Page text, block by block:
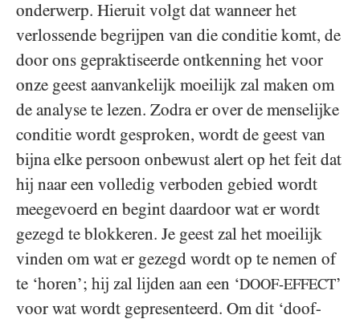
onderwerp. Hieruit volgt dat wanneer het
verlossende begrijpen van die conditie komt, de
door ons gepraktiseerde ontkenning het voor
onze geest aanvankelijk moeilijk zal maken om
de analyse te lezen. Zodra er over de menselijke
conditie wordt gesproken, wordt de geest van
bijna elke persoon onbewust alert op het feit dat
hij naar een volledig verboden gebied wordt
meegevoerd en begint daardoor wat er wordt
gezegd te blokkeren. Je geest zal het moeilijk
vinden om wat er gezegd wordt op te nemen of
te ‘horen’; hij zal lijden aan een ‘DOOF-EFFECT’
voor wat wordt gepresenteerd. Om dit ‘doof-